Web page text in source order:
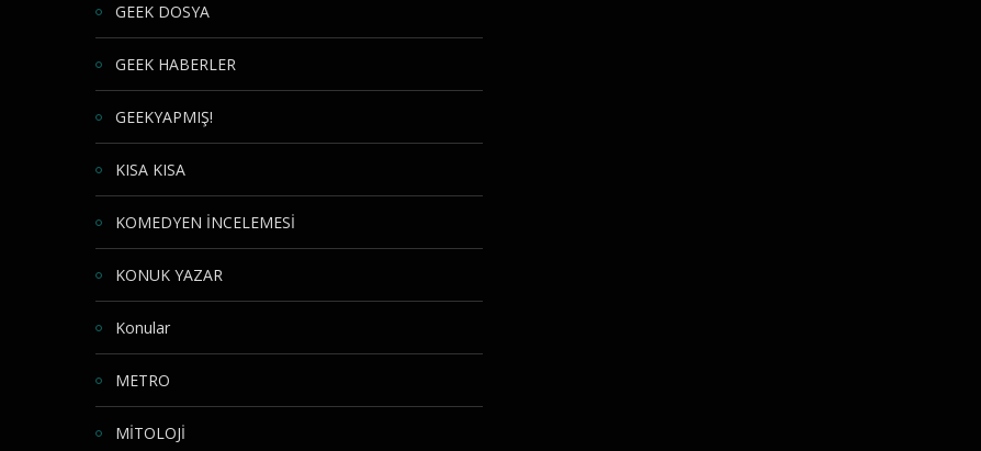
GEEK DOSYA
GEEK HABERLER
GEEKYAPMIŞ!
KISA KISA
KOMEDYEN İNCELEMESİ
KONUK YAZAR
Konular
METRO
MİTOLOJİ